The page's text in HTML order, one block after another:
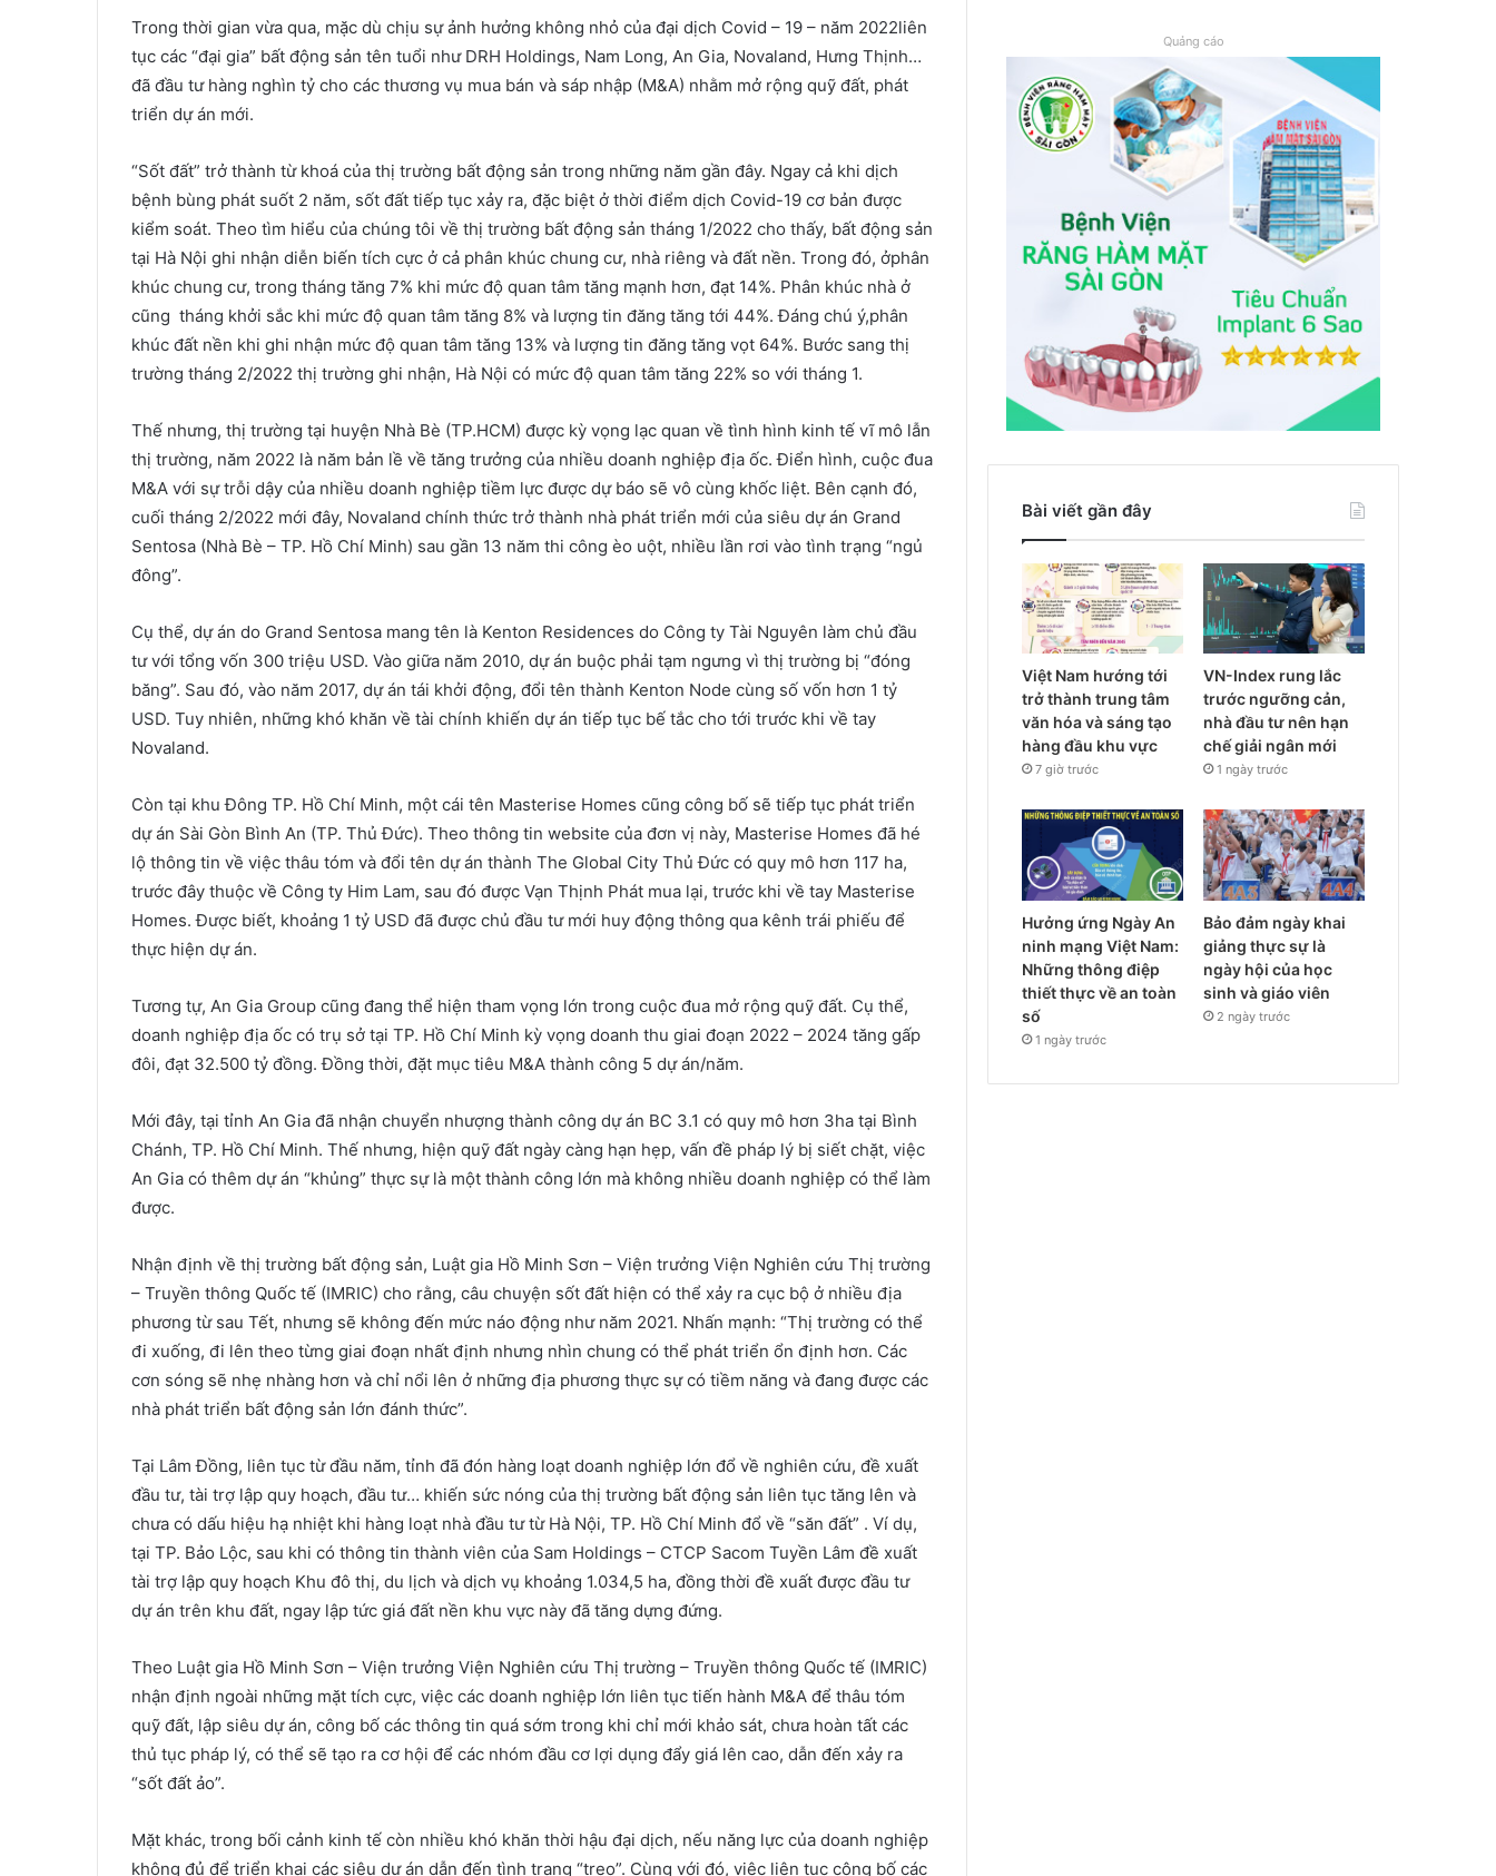
Trong thời gian vừa qua, mặc dù chịu sự ảnh hưởng không nhỏ của đại dịch Covid – 19 – năm 2022liên
tục các “đại gia” bất động sản tên tuổi như DRH Holdings, Nam Long, An Gia, Novaland, Hưng Thịnh…
đã đầu tư hàng nghìn tỷ cho các thương vụ mua bán và sáp nhập (M&A) nhằm mở rộng quỹ đất, phát
triển dự án mới.
“Sốt đất” trở thành từ khoá của thị trường bất động sản trong những năm gần đây. Ngay cả khi dịch
bệnh bùng phát suốt 2 năm, sốt đất tiếp tục xảy ra, đặc biệt ở thời điểm dịch Covid-19 cơ bản được
kiểm soát. Theo tìm hiểu của chúng tôi về thị trường bất động sản tháng 1/2022 cho thấy, bất động sản
tại Hà Nội ghi nhận diễn biến tích cực ở cả phân khúc chung cư, nhà riêng và đất nền. Trong đó, ởphân
khúc chung cư, trong tháng tăng 7% khi mức độ quan tâm tăng mạnh hơn, đạt 14%. Phân khúc nhà ở
cũng tháng khởi sắc khi mức độ quan tâm tăng 8% và lượng tin đăng tăng tới 44%. Đáng chú ý,phân
khúc đất nền khi ghi nhận mức độ quan tâm tăng 13% và lượng tin đăng tăng vọt 64%. Bước sang thị
trường tháng 2/2022 thị trường ghi nhận, Hà Nội có mức độ quan tâm tăng 22% so với tháng 1.
Thế nhưng, thị trường tại huyện Nhà Bè (TP.HCM) được kỳ vọng lạc quan về tình hình kinh tế vĩ mô lẫn
thị trường, năm 2022 là năm bản lề về tăng trưởng của nhiều doanh nghiệp địa ốc. Điển hình, cuộc đua
M&A với sự trỗi dậy của nhiều doanh nghiệp tiềm lực được dự báo sẽ vô cùng khốc liệt. Bên cạnh đó,
cuối tháng 2/2022 mới đây, Novaland chính thức trở thành nhà phát triển mới của siêu dự án Grand
Sentosa (Nhà Bè – TP. Hồ Chí Minh) sau gần 13 năm thi công èo uột, nhiều lần rơi vào tình trạng “ngủ
đông”.
Cụ thể, dự án do Grand Sentosa mang tên là Kenton Residences do Công ty Tài Nguyên làm chủ đầu
tư với tổng vốn 300 triệu USD. Vào giữa năm 2010, dự án buộc phải tạm ngưng vì thị trường bị “đóng
băng”. Sau đó, vào năm 2017, dự án tái khởi động, đổi tên thành Kenton Node cùng số vốn hơn 1 tỷ
USD. Tuy nhiên, những khó khăn về tài chính khiến dự án tiếp tục bế tắc cho tới trước khi về tay
Novaland.
Còn tại khu Đông TP. Hồ Chí Minh, một cái tên Masterise Homes cũng công bố sẽ tiếp tục phát triển
dự án Sài Gòn Bình An (TP. Thủ Đức). Theo thông tin website của đơn vị này, Masterise Homes đã hé
lộ thông tin về việc thâu tóm và đổi tên dự án thành The Global City Thủ Đức có quy mô hơn 117 ha,
trước đây thuộc về Công ty Him Lam, sau đó được Vạn Thịnh Phát mua lại, trước khi về tay Masterise
Homes. Được biết, khoảng 1 tỷ USD đã được chủ đầu tư mới huy động thông qua kênh trái phiếu để
thực hiện dự án.
Tương tự, An Gia Group cũng đang thể hiện tham vọng lớn trong cuộc đua mở rộng quỹ đất. Cụ thể,
doanh nghiệp địa ốc có trụ sở tại TP. Hồ Chí Minh kỳ vọng doanh thu giai đoạn 2022 – 2024 tăng gấp
đôi, đạt 32.500 tỷ đồng. Đồng thời, đặt mục tiêu M&A thành công 5 dự án/năm.
Mới đây, tại tỉnh An Gia đã nhận chuyển nhượng thành công dự án BC 3.1 có quy mô hơn 3ha tại Bình
Chánh, TP. Hồ Chí Minh. Thế nhưng, hiện quỹ đất ngày càng hạn hẹp, vấn đề pháp lý bị siết chặt, việc
An Gia có thêm dự án “khủng” thực sự là một thành công lớn mà không nhiều doanh nghiệp có thể làm
được.
Nhận định về thị trường bất động sản, Luật gia Hồ Minh Sơn – Viện trưởng Viện Nghiên cứu Thị trường
– Truyền thông Quốc tế (IMRIC) cho rằng, câu chuyện sốt đất hiện có thể xảy ra cục bộ ở nhiều địa
phương từ sau Tết, nhưng sẽ không đến mức náo động như năm 2021. Nhấn mạnh: “Thị trường có thể
đi xuống, đi lên theo từng giai đoạn nhất định nhưng nhìn chung có thể phát triển ổn định hơn. Các
cơn sóng sẽ nhẹ nhàng hơn và chỉ nổi lên ở những địa phương thực sự có tiềm năng và đang được các
nhà phát triển bất động sản lớn đánh thức”.
Tại Lâm Đồng, liên tục từ đầu năm, tỉnh đã đón hàng loạt doanh nghiệp lớn đổ về nghiên cứu, đề xuất
đầu tư, tài trợ lập quy hoạch, đầu tư… khiến sức nóng của thị trường bất động sản liên tục tăng lên và
chưa có dấu hiệu hạ nhiệt khi hàng loạt nhà đầu tư từ Hà Nội, TP. Hồ Chí Minh đổ về “săn đất” . Ví dụ,
tại TP. Bảo Lộc, sau khi có thông tin thành viên của Sam Holdings – CTCP Sacom Tuyền Lâm đề xuất
tài trợ lập quy hoạch Khu đô thị, du lịch và dịch vụ khoảng 1.034,5 ha, đồng thời đề xuất được đầu tư
dự án trên khu đất, ngay lập tức giá đất nền khu vực này đã tăng dựng đứng.
Theo Luật gia Hồ Minh Sơn – Viện trưởng Viện Nghiên cứu Thị trường – Truyền thông Quốc tế (IMRIC)
nhận định ngoài những mặt tích cực, việc các doanh nghiệp lớn liên tục tiến hành M&A để thâu tóm
quỹ đất, lập siêu dự án, công bố các thông tin quá sớm trong khi chỉ mới khảo sát, chưa hoàn tất các
thủ tục pháp lý, có thể sẽ tạo ra cơ hội để các nhóm đầu cơ lợi dụng đẩy giá lên cao, dẫn đến xảy ra
“sốt đất ảo”.
Mặt khác, trong bối cảnh kinh tế còn nhiều khó khăn thời hậu đại dịch, nếu năng lực của doanh nghiệp
không đủ để triển khai các siêu dự án dẫn đến tình trạng “treo”. Cùng với đó, việc liên tục công bố các
Quảng cáo
Bài viết gần đây
Việt Nam hướng tới
trở thành trung tâm
văn hóa và sáng tạo
hàng đầu khu vực
7 giờ trước
VN-Index rung lắc
trước ngưỡng cản,
nhà đầu tư nên hạn
chế giải ngân mới
1 ngày trước
Hưởng ứng Ngày An
ninh mạng Việt Nam:
Những thông điệp
thiết thực về an toàn
số
1 ngày trước
Bảo đảm ngày khai
giảng thực sự là
ngày hội của học
sinh và giáo viên
2 ngày trước